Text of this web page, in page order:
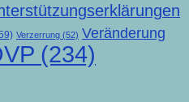
Verzerrung (52) Veränderung
(234)